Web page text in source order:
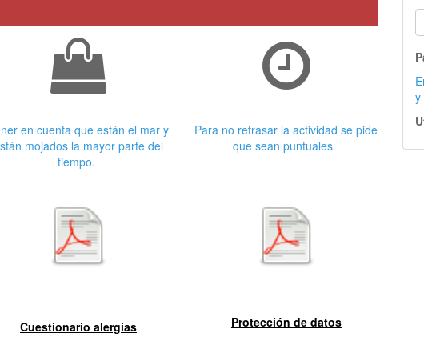
en cuenta que están el mar y
mojados la mayor parte del
tiempo.
Para no retrasar la actividad se pide
que sean puntuales.
Cuestionario alergias
Protección de datos
y